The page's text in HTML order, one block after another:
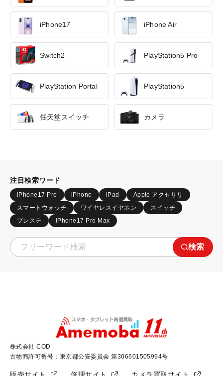
iPhone17 iPhone Air
Switch2 PlayStation5 Pro
PlayStation Portal PlayStation5
任天堂スイッチ カメラ
注目検索ワード
iPhone17 Pro iPhone iPad
Apple アクセサリ
スマートウォッチ
ワイヤレスイヤホン
スイッチ
プレステ
iPhone17 Pro Max
検索
株式会社 COD
古物商許可番号：東京都公安委員会 第306601505994号